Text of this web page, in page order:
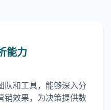
能力
队和工具，能够深入分
销效果，为决策提供数